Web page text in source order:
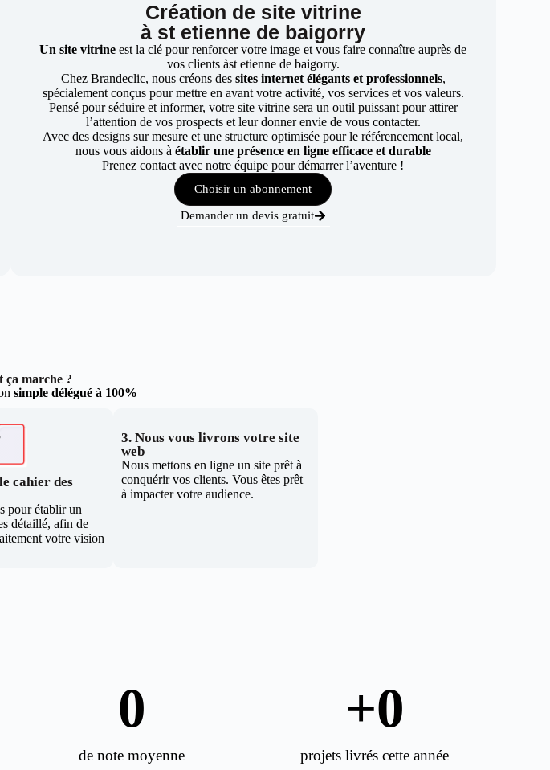
Création de site vitrine
à st etienne de baigorry
Un site vitrine est la clé pour renforcer votre image et vous faire connaître auprès de
vos clients àst etienne de baigorry.
Chez Brandeclic, nous créons dessites internet élégants et professionnels,
spécialement conçus pour mettre en avant votre activité, vos services et vos valeurs.
Pensé pour séduire et informer, votre site vitrine sera un outil puissant pour attirer
l’attention de vos prospects et leur donner envie de vous contacter.
Avec des designs sur mesure et une structure optimisée pour le référencement local,
nous vous aidons à établir une présence en ligne efficace et durable
Prenez contact avec notre équipe pour démarrer l’aventure !
Choisir un abonnement
Demander un devis gratuit
ça marche ?
simple délégué à 100%
cahier des
pour établir un
détaillé, afin de
votre vision
3. Nous vous livrons votre site
web
Nous mettons en ligne un site prêt à
conquérir vos clients. Vous êtes prêt
à impacter votre audience.
de note moyenne
0
projets livrés cette année
+0